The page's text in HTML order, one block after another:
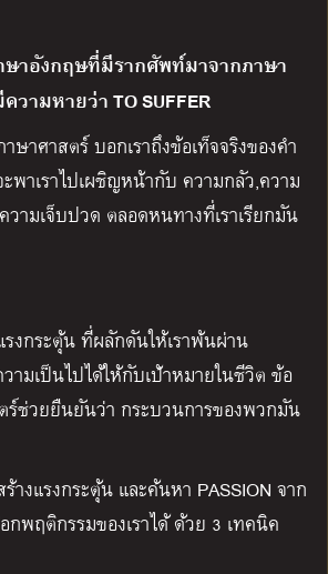
าษาอังกฤษที่มีรากศัพท์มาจากภาษา
วามหายว่า TO SUFFER
ษาศาสตร์ บอกเราถึงข้อเท็จจริงของคำ
พาเราไปเผชิญหน้ากับ ความกลัว,ความ
ามเจ็บปวด ตลอดหนทางที่เราเรียกมัน
รงกระตุ้น ที่ผลักดันให้เราพ้นผ่าน
วามเป็นไปได้ให้กับเป้าหมายในชีวิต ข้อ
ช่วยยืนยันว่า กระบวนการของพวกมัน
ร้างแรงกระตุ้น และค้นหา PASSION จาก
กพฤติกรรมของเราได้ ด้วย 3 เทคนิค